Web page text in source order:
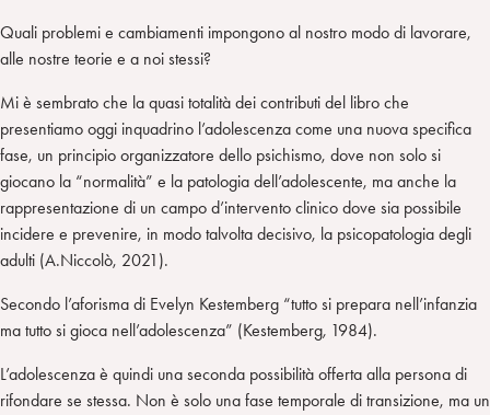
Quali problemi e cambiamenti impongono al nostro modo di lavorare,
alle nostre teorie e a noi stessi?
Mi è sembrato che la quasi totalità dei contributi del libro che
presentiamo oggi inquadrino l’adolescenza come una nuova specifica
fase, un principio organizzatore dello psichismo, dove non solo si
giocano la “normalità” e la patologia dell’adolescente, ma anche la
rappresentazione di un campo d’intervento clinico dove sia possibile
incidere e prevenire, in modo talvolta decisivo, la psicopatologia degli
adulti (A.Niccolò, 2021).
Secondo l’aforisma di Evelyn Kestemberg “tutto si prepara nell’infanzia
ma tutto si gioca nell’adolescenza” (Kestemberg, 1984).
L’adolescenza è quindi una seconda possibilità offerta alla persona di
rifondare se stessa. Non è solo una fase temporale di transizione, ma un